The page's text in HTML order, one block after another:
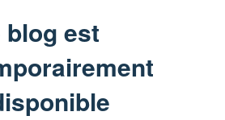
blog est